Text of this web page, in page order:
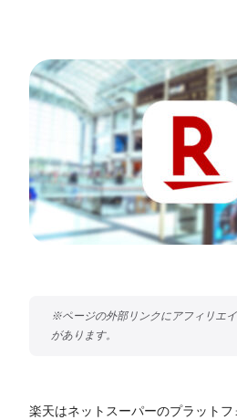
楽天はネットスーパーのプラット